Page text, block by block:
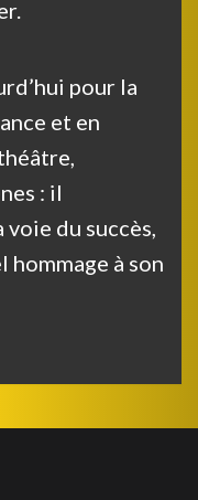
pour la
et en
: il
voie du succès,
hommage à son